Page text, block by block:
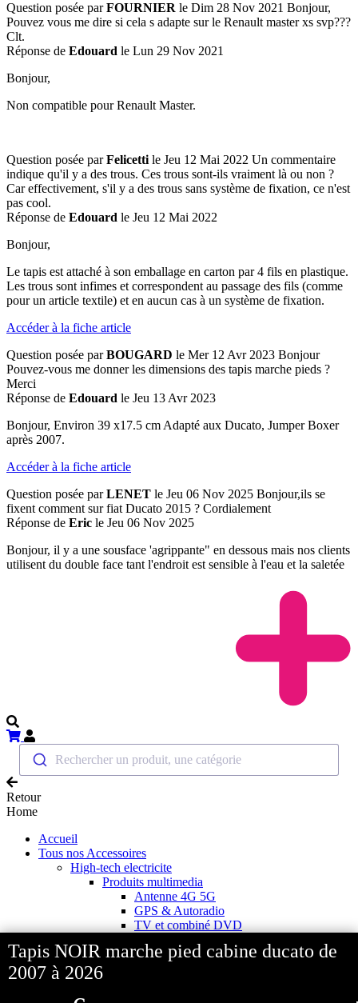
Question posée parFOURNIER le Dim 28 Nov 2021 Bonjour,
Pouvez vous me dire si cela s adapte sur le Renault master xs svp???
Clt.
Réponse de Edouard le Lun 29 Nov 2021
Bonjour,
Non compatible pour Renault Master.
Question posée parFelicetti le Jeu 12 Mai 2022 Un commentaire
indique qu'il y a des trous. Ces trous sont-ils vraiment là ou non ?
Car effectivement, s'il y a des trous sans système de fixation, ce n'est
pas cool.
Réponse de Edouard le Jeu 12 Mai 2022
Bonjour,
Le tapis est attaché à son emballage en carton par 4 fils en plastique.
Les trous sont infimes et correspondent au passage des fils (comme
pour un article textile) et en aucun cas à un système de fixation.
Accéder à la fiche article
Question posée parBOUGARD le Mer 12 Avr 2023 Bonjour
Pouvez-vous me donner les dimensions des tapis marche pieds ?
Merci
Réponse de Edouard le Jeu 13 Avr 2023
Bonjour, Environ 39 x17.5 cm Adapté aux Ducato, Jumper Boxer
après 2007.
Accéder à la fiche article
Question posée parLENET le Jeu 06 Nov 2025 Bonjour,ils se
fixent comment sur fiat Ducato 2015 ? Cordialement
Réponse de Eric le Jeu 06 Nov 2025
Bonjour, il y a une sousface 'agrippante" en dessous mais nos clients
utilisent du double face tant l'endroit est sensible à l'eau et la saletée
Tapis NOIR marche pied cabine ducato de
2007 à 2026
Rechercher un produit, une catégorie
Retour
Home
Accueil
Tous nos Accessoires
High-tech electricite
Produits multimedia
Antenne 4G 5G
GPS & Autoradio
TV et combiné DVD
Cables et Splitter HDMI